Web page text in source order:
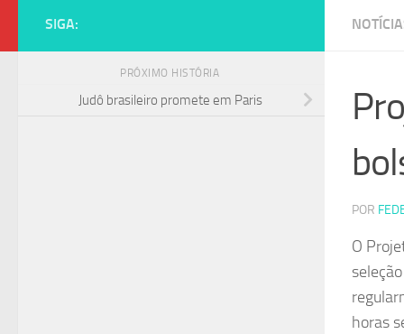
POR
O
horas
SIGA:
PRÓXIMO HISTÓRIA
Judô brasileiro promete em Paris